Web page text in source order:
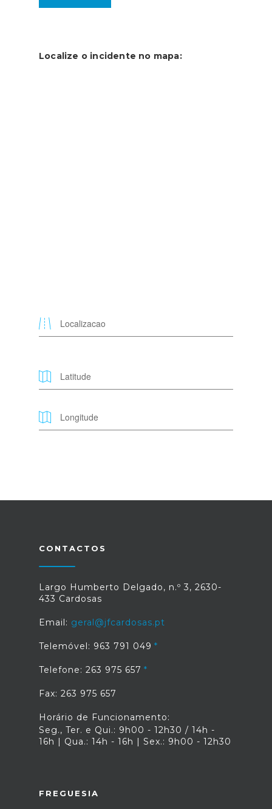
Localize o incidente no mapa:
CONTACTOS
Largo Humberto Delgado, n.º 3, 2630-
433 Cardosas
Email: geral@jfcardosas.pt
Telemóvel: 963 791 049
Telefone: 263 975 657
Fax: 263 975 657
Horário de Funcionamento:
Seg., Ter. e Qui.: 9h00 - 12h30 / 14h -
16h | Qua.: 14h - 16h | Sex.: 9h00 - 12h30
FREGUESIA